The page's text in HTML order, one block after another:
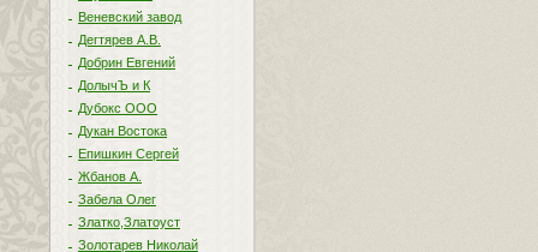
Веневский завод
Дегтярев А.В.
Добрин Евгений
ДолычЪ и К
Дубокс ООО
Дукан Востока
Епишкин Сергей
Жбанов А.
Забела Олег
Златко,Златоуст
Золотарев Николай